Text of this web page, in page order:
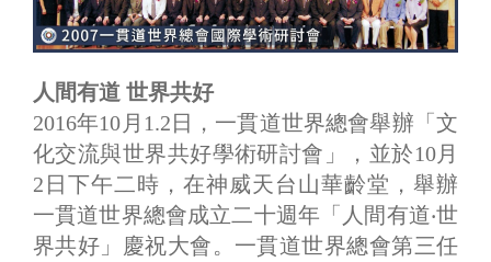
人間有道 世界共好
2016年10月1.2日，一貫道世界總會舉辦「文
化交流與世界共好學術研討會」，並於10月
2日下午二時，在神威天台山華齡堂，舉辦
一貫道世界總會成立二十週年「人間有道‧世
界共好」慶祝大會。一貫道世界總會第三任